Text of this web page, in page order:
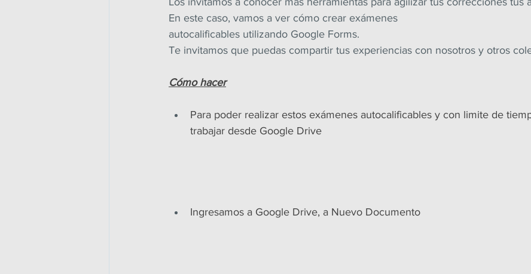
En este caso, vamos a ver cómo crear exámenes
autocalificables utilizando Google Forms.
Te invitamos que puedas compartir tus experiencias con nosotros y otros
Cómo hacer
Para poder realizar estos exámenes autocalificables y con limite de
trabajar desde Google Drive
Ingresamos a Google Drive, a Nuevo Documento